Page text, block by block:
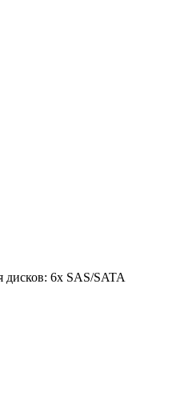
дисков: 6x SAS/SATA